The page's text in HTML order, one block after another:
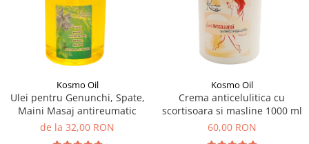
TERAPEUTIC
THAILANDEZ (LOMI-LOMI)
Kosmo Oil
Ulei pentru Genunchi, Spate,
Maini Masaj antireumatic
de la 32,00 RON
Kosmo Oil
Crema anticelulitica cu
scortisoara si masline 1000 ml
60,00 RON